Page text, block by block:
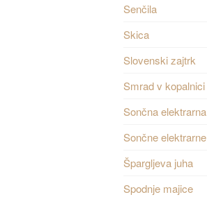
Senčila
Skica
Slovenski zajtrk
Smrad v kopalnici
Sončna elektrarna
Sončne elektrarne
Špargljeva juha
Spodnje majice